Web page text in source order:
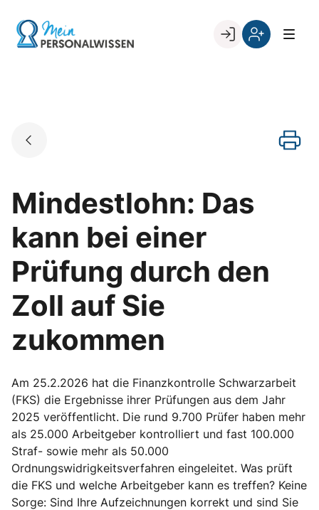
content
Go to landing page.
Mindestlohn: Das
kann bei einer
Prüfung durch den
Zoll auf Sie
zukommen
Am 25.2.2026 hat die Finanzkontrolle Schwarzarbeit
(FKS) die Ergebnisse ihrer Prüfungen aus dem Jahr
2025 veröffentlicht. Die rund 9.700 Prüfer haben mehr
als 25.000 Arbeitgeber kontrolliert und fast 100.000
Straf- sowie mehr als 50.000
Ordnungswidrigkeitsverfahren eingeleitet. Was prüft
die FKS und welche Arbeitgeber kann es treffen? Keine
Sorge: Sind Ihre Aufzeichnungen korrekt und sind Sie